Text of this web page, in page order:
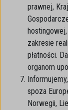
prawnej,
zakresie
płatności.
organom
spoza
Norwegii,